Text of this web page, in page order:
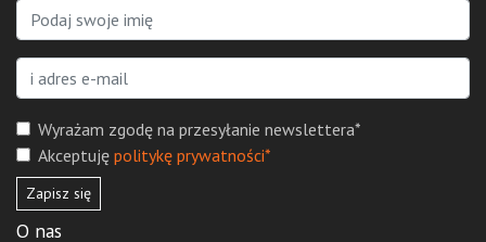
Wyrażam zgodę na przesyłanie newslettera*
Akceptuję politykę prywatności*
Zapisz się
O nas